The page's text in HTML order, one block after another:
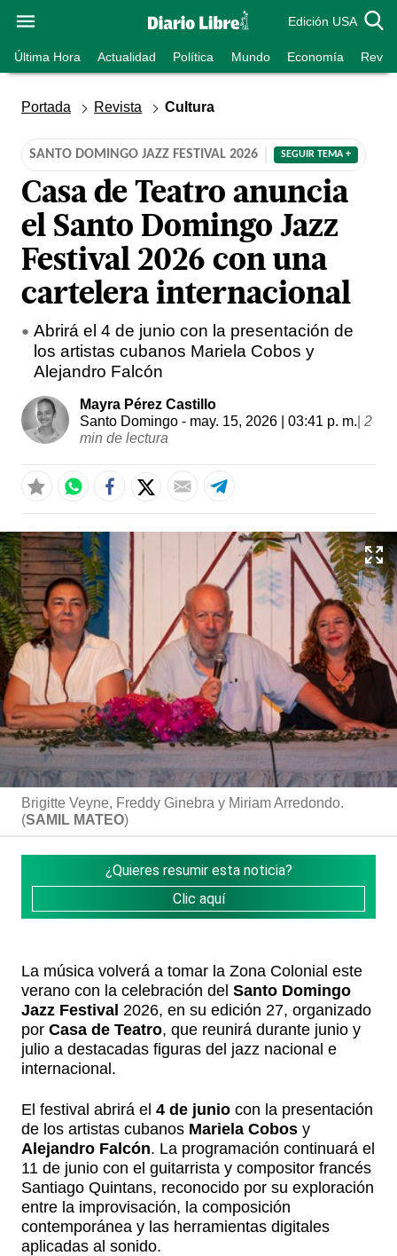
Edición USA
Última Hora Actualidad Política Mundo Economía
Portada Revista Cultura
SANTO DOMINGO JAZZ FESTIVAL 2026 SEGUIR TEMA +
Casa de Teatro anuncia
el Santo Domingo Jazz
Festival 2026 con una
cartelera internacional
Abrirá el 4 de junio con la presentación de
los artistas cubanos Mariela Cobos y
Alejandro Falcón
Mayra Pérez Castillo
Santo Domingo - may. 15, 2026 | 03:41 p. m. 2
min de lectura
Brigitte Veyne, Freddy Ginebra y Miriam Arredondo.
(SAMIL MATEO)
¿Quieres resumir esta noticia?
Clic aquí
La música volverá a tomar la Zona Colonial este
verano con la celebración del Santo Domingo
Jazz Festival 2026, en su edición 27, organizado
por Casa de Teatro, que reunirá durante junio y
julio a destacadas figuras del jazz nacional e
internacional.
El festival abrirá el 4 de junio con la presentación
de los artistas cubanos Mariela Cobos y
Alejandro Falcón. La programación continuará el
11 de junio con el guitarrista y compositor francés
Santiago Quintans, reconocido por su exploración
entre la improvisación, la composición
contemporánea y las herramientas digitales
aplicadas al sonido.